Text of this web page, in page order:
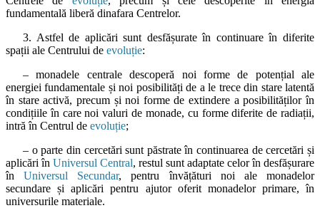
fundamentală liberă dinafara Centrelor.
3. Astfel de aplicări sunt desfășurate în continuare în diferite
spații ale Centrului de evoluție:
– monadele centrale descoperă noi forme de potențial ale
energiei fundamentale și noi posibilități de a le trece din stare latentă
în stare activă, precum și noi forme de extindere a posibilităților în
condițiile în care noi valuri de monade, cu forme diferite de radiații,
intră în Centrul de evoluție;
– o parte din cercetări sunt păstrate în continuarea de cercetări și
aplicări în Universul Central, restul sunt adaptate celor în desfășurare
înUniversul Secundar, pentru învățături noi ale monadelor
secundare și aplicări pentru ajutor oferit monadelor primare, în
universurile materiale.